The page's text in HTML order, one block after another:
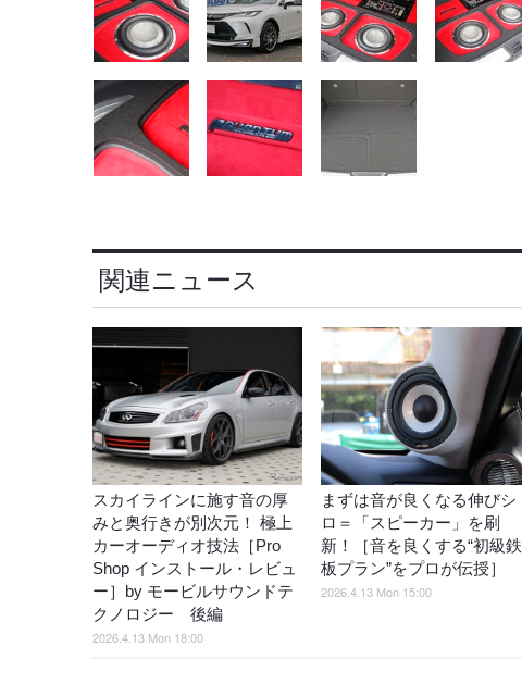
関連ニュース
スカイラインに施す音の厚
みと奥行きが別次元！ 極上
カーオーディオ技法［Pro
Shop インストール・レビュ
ー］by モービルサウンドテ
クノロジー 後編
2026.4.13 Mon 18:00
まずは音が良くなる伸びシ
ロ＝「スピーカー」を刷
新！［音を良くする“初級鉄
板プラン”をプロが伝授］
2026.4.13 Mon 15:00